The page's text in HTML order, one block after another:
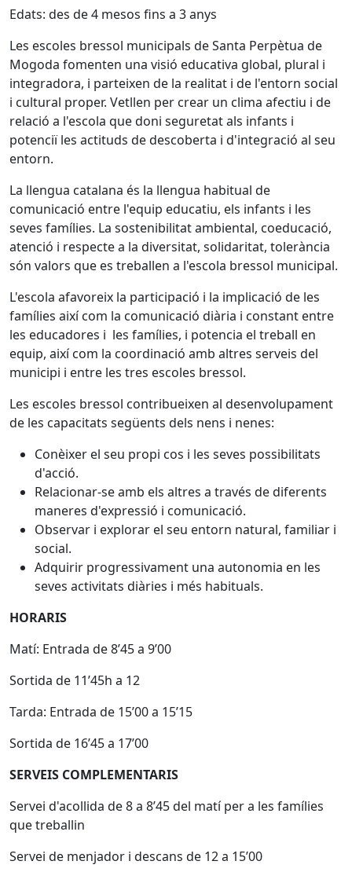
Edats: des de 4 mesos fins a 3 anys
Les escoles bressol municipals de Santa Perpètua de
Mogoda fomenten una visió educativa global, plural i
integradora, i parteixen de la realitat i de l'entorn social
i cultural proper. Vetllen per crear un clima afectiu i de
relació a l'escola que doni seguretat als infants i
potenciï les actituds de descoberta i d'integració al seu
entorn.
La llengua catalana és la llengua habitual de
comunicació entre l'equip educatiu, els infants i les
seves famílies. La sostenibilitat ambiental, coeducació,
atenció i respecte a la diversitat, solidaritat, tolerància
són valors que es treballen a l'escola bressol municipal.
L'escola afavoreix la participació i la implicació de les
famílies així com la comunicació diària i constant entre
les educadores i les famílies, i potencia el treball en
equip, així com la coordinació amb altres serveis del
municipi i entre les tres escoles bressol.
Les escoles bressol contribueixen al desenvolupament
de les capacitats següents dels nens i nenes:
Conèixer el seu propi cos i les seves possibilitats
d'acció.
Relacionar-se amb els altres a través de diferents
maneres d'expressió i comunicació.
Observar i explorar el seu entorn natural, familiar i
social.
Adquirir progressivament una autonomia en les
seves activitats diàries i més habituals.
HORARIS
Matí: Entrada de 8’45 a 9’00
Sortida de 11’45h a 12
Tarda: Entrada de 15’00 a 15’15
Sortida de 16’45 a 17’00
SERVEIS COMPLEMENTARIS
Servei d'acollida de 8 a 8’45 del matí per a les famílies
que treballin
Servei de menjador i descans de 12 a 15’00